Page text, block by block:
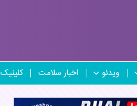
ویدئو اخبار سلامت کلینیک